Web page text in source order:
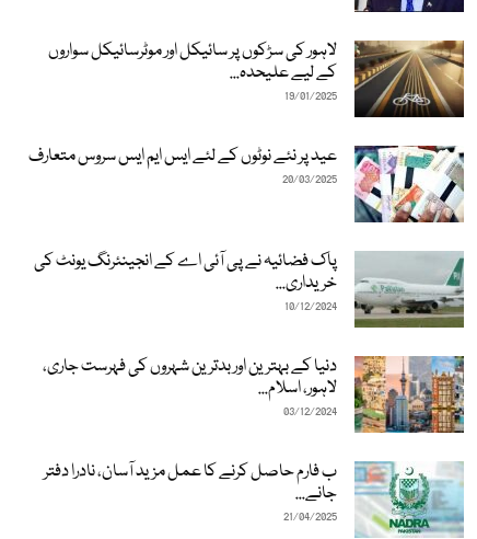
لاہور کی سڑکوں پر سائیکل اور موٹرسائیکل سواروں
کے لیے علیحدہ...
19/01/2025
عید پر نئے نوٹوں کے لئے ایس ایم ایس سروس متعارف
20/03/2025
پاک فضائیہ نے پی آئی اے کے انجینئرنگ یونٹ کی
خریداری...
10/12/2024
دنیا کے بہترین اور بدترین شہروں کی فہرست جاری،
لاہور، اسلام...
03/12/2024
ب فارم حاصل کرنے کا عمل مزید آسان، نادرا دفتر
جانے...
21/04/2025